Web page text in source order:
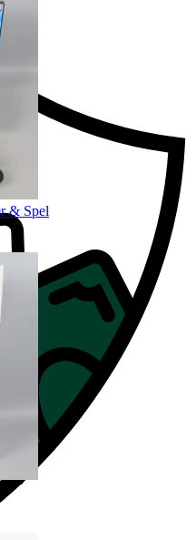
& Spel